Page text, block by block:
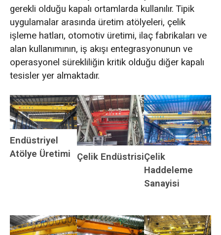
gerekli olduğu kapalı ortamlarda kullanılır. Tipik
uygulamalar arasında üretim atölyeleri, çelik
işleme hatları, otomotiv üretimi, ilaç fabrikaları ve
alan kullanımının, iş akışı entegrasyonunun ve
operasyonel sürekliliğin kritik olduğu diğer kapalı
tesisler yer almaktadır.
Endüstriyel
Atölye Üretimi Çelik EndüstrisiÇelik
Haddeleme
Sanayisi